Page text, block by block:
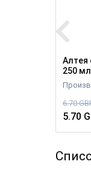
Алтея
250 мл
6.70
5.70